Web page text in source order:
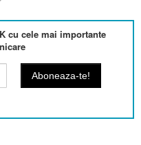
cu cele mai importante